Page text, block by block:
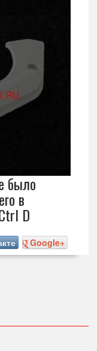
было
в
D
Google+